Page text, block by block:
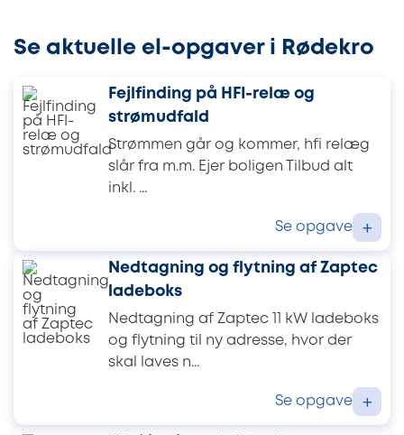
Se aktuelle el-opgaver i Rødekro
Fejlfinding på HFI-relæ og
strømudfald
Strømmen går og kommer, hfi relæg
slår fra m.m. Ejer boligen Tilbud alt
inkl. ...
Se opgave +
Nedtagning og flytning af Zaptec
ladeboks
Nedtagning af Zaptec 11 kW ladeboks
og flytning til ny adresse, hvor der
skal laves n...
Se opgave +